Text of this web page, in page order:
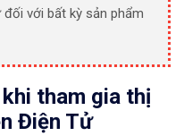
với bất kỳ sản phẩm
tham gia thị
Điện Tử